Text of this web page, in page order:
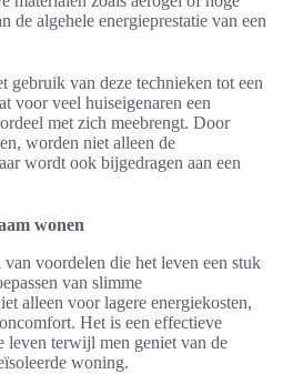
de algehele energieprestatie van een
gebruik van deze technieken tot een
voor veel huiseigenaren een
met zich meebrengt. Door
worden niet alleen de
wordt ook bijgedragen aan een
wonen
voordelen die het leven een stuk
van slimme
alleen voor lagere energiekosten,
Het is een effectieve
leven terwijl men geniet van de
woning.